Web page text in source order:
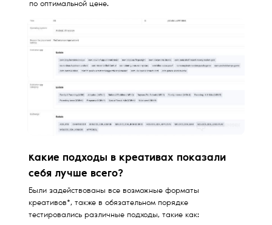
по оптимальной цене.
Какие подходы в креативах показали
себя лучше всего?
Были задействованы все возможные форматы
креативов*, также в обязательном порядке
тестировались различные подходы, такие как: